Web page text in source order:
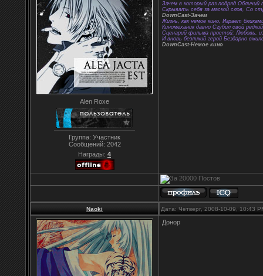
Alen Roxe
Группа: Участник
Сообщений: 2042
Награды: 4
Зачем в который раз подряд Обличий
Скрывать себя за маской слов, Со
DownCast-Зачем
Жизнь, как немое кино, Играет
Киномеханик давно Сгубил свой
Сценарий фильма простой: Любовь,
И вновь безликий герой Бездарно
DownCast-Немое кино
Naoki Дата: Четверг, 2008-10-09, 10:43
Донор